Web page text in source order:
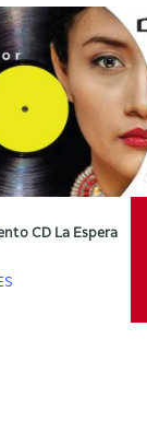
CD La Espera